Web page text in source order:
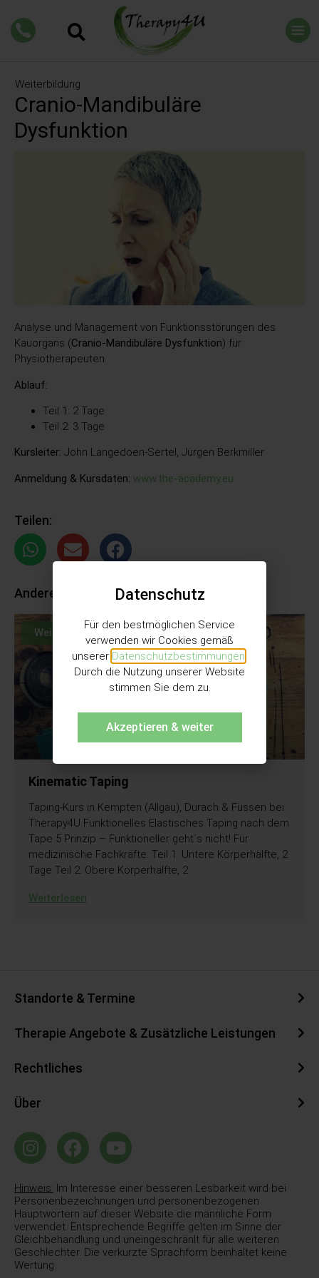
Weiterbildung
Cranio-Mandibuläre
Dysfunktion
Analyse und Management von Funktionsstörungen des
Kauorgans (Cranio-Mandibuläre Dysfunktion) für
Physiotherapeuten.
Ablauf:
Teil 1: 2 Tage
Teil 2: 3 Tage
Kursleiter: John Langedoen-Sertel, Jürgen Berkmiller
Anmeldung & Kursdaten: www.the-academy.eu
Teilen:
Andere Weiterbildungen:
Weiterbildung
Kinematic Taping
Taping-Kurs in Kempten (Allgäu), Durach & Füssen bei
Therapy4U Funktionelles Elastisches Taping nach dem
Tape 5 Prinzip – Funktioneller geht`s nicht! Für
medizinische Fachkräfte: Teil 1: Untere Körperhälfte, 2
Tage Teil 2: Obere Körperhälfte, 2
Weiterlesen
Standorte & Termine
Therapie Angebote & Zusätzliche Leistungen
Rechtliches
Über
Hinweis: Im Interesse einer besseren Lesbarkeit wird bei
Personenbezeichnungen und personenbezogenen
Hauptwörtern auf dieser Website die männliche Form
verwendet. Entsprechende Begriffe gelten im Sinne der
Gleichbehandlung und uneingeschränlt für alle weiteren
Geschlechter. Die verkürzte Sprachform beinhaltet keine
Wertung.
Datenschutz
Für den bestmöglichen Service
verwenden wir Cookies gemäß
unserer Datenschutzbestimmungen
Durch die Nutzung unserer Website
stimmen Sie dem zu.
Akzeptieren & weiter